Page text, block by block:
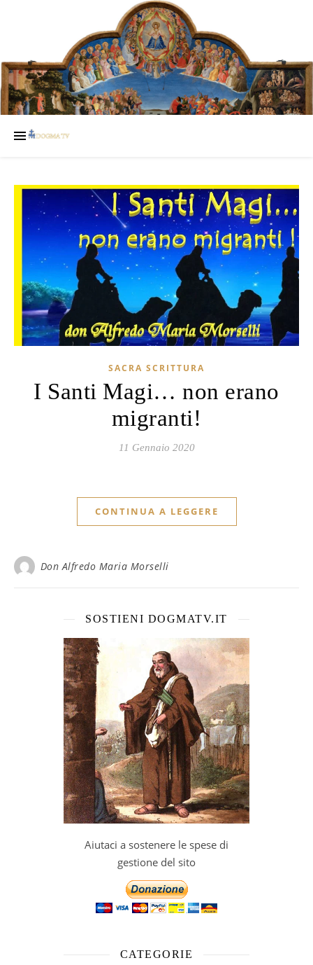
SACRA SCRITTURA
I Santi Magi… non erano
migranti!
11 Gennaio 2020
CONTINUA A LEGGERE
Don Alfredo Maria Morselli
SOSTIENI DOGMATV.IT
Aiutaci a sostenere le spese di
gestione del sito
CATEGORIE